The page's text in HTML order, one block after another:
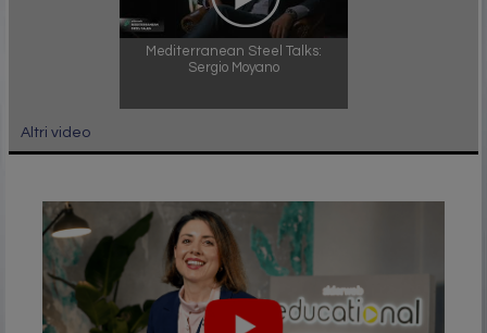
Mediterranean Steel Talks:
Sergio Moyano
Altri video